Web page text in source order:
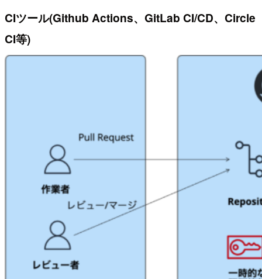
CIツール(Github Actions、GitLab CI/CD、Circle
CI等)